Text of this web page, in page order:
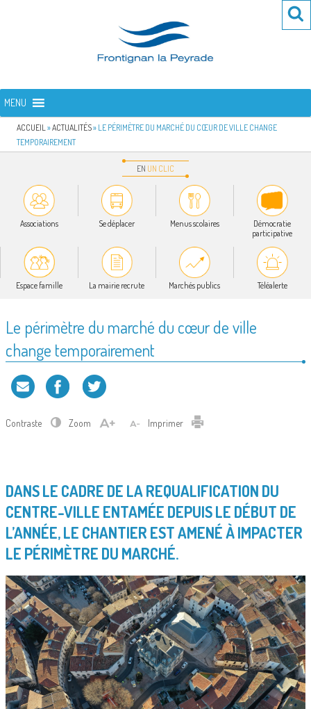
FRONTIGNAN LA PEYRADE
MENU
ACCUEIL »ACTUALITÉS» LE PÉRIMÈTRE DU MARCHÉ DU CŒUR DE VILLE CHANGE
TEMPORAIREMENT
EN UN CLIC
Associations Se déplacer Menus scolaires
Démocratie
participative
Espace famille La mairie recrute Marchés publics Téléalerte
Le périmètre du marché du cœur de ville
change temporairement
Contraste Zoom Imprimer
DANS LE CADRE DE LA REQUALIFICATION DU
CENTRE-VILLE ENTAMÉE DEPUIS LE DÉBUT DE
L’ANNÉE, LE CHANTIER EST AMENÉ À IMPACTER
LE PÉRIMÈTRE DU MARCHÉ.